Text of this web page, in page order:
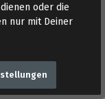
oder die
nur mit Deiner